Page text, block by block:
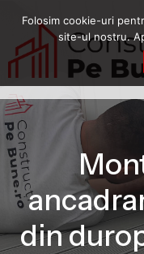
din
Folosim cookie-uri
site-ul nostru.